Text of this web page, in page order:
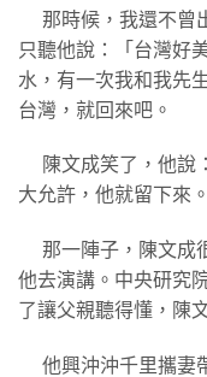
那時候，我還不曾
只聽他說：「台灣好
水，有一次我和我先
台灣，就回來吧。
陳文成笑了，他說
大允許，他就留下來。
那一陣子，陳文成
他去演講。中央研究
了讓父親聽得懂，陳
他興沖沖千里攜妻